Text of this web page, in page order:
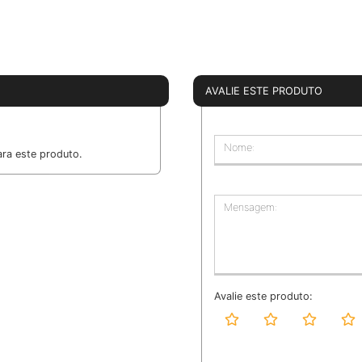
este produto.
AVALIE ESTE PRODUTO
Nome:
Mensagem:
Avalie este produto: